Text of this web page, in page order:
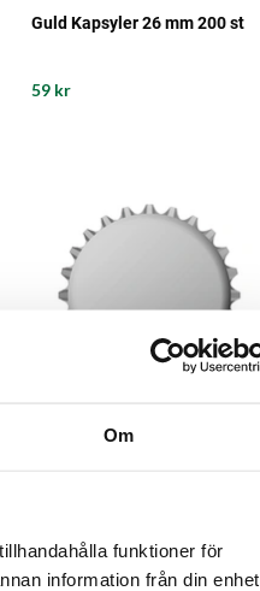
Om
funktioner för
information från din enhet
Guld Kapsyler 26 mm 200 st
59 kr
59 kr